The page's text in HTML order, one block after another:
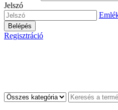
Jelszó
Belépés
Regisztráció